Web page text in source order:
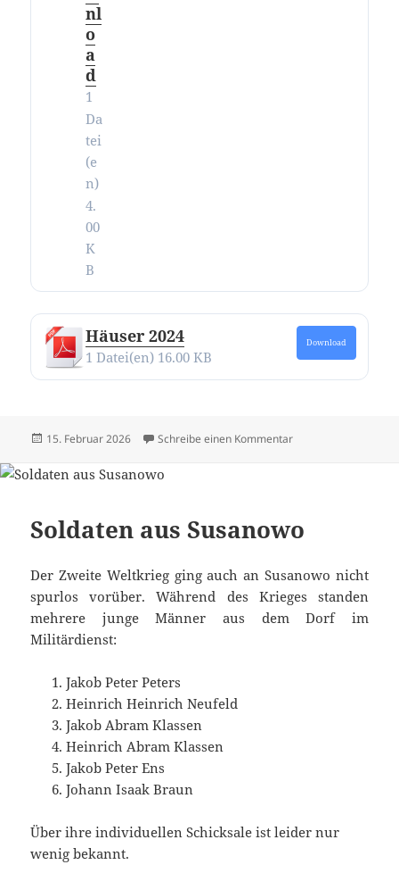
nl
o
a
d
1
Da
tei
(e
n)
4.
00
K
B
Häuser 2024
1 Datei(en) 16.00 KB
Download
Veröffentlicht
15. Februar 2026 Schreibe einen Kommentarzu Alle Texte und
Soldaten aus Susanowo
Der Zweite Weltkrieg ging auch an Susanowo nicht
spurlos vorüber. Während des Krieges standen
mehrere junge Männer aus dem Dorf im
Militärdienst:
Jakob Peter Peters
Heinrich Heinrich Neufeld
Jakob Abram Klassen
Heinrich Abram Klassen
Jakob Peter Ens
Johann Isaak Braun
Über ihre individuellen Schicksale ist leider nur
wenig bekannt.